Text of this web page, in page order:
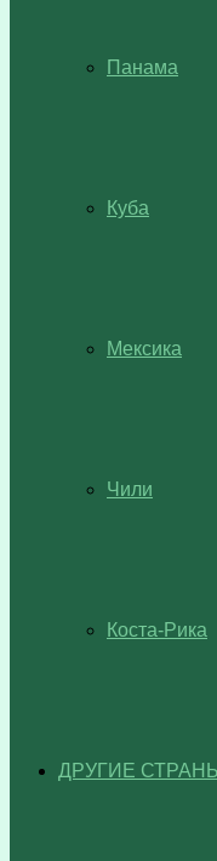
Панама
Куба
Мексика
Чили
Коста-Рика
ДРУГИЕ СТРАНЫ